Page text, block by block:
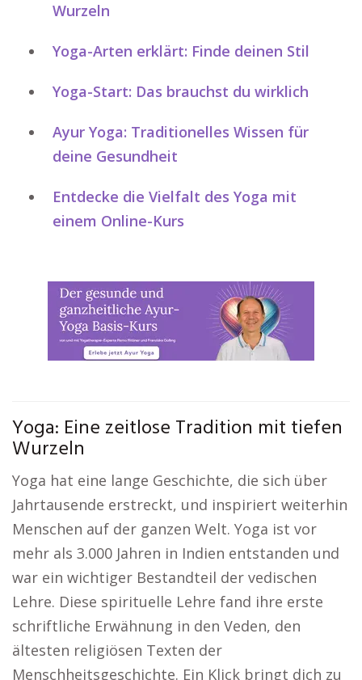
Wurzeln
Yoga-Arten erklärt: Finde deinen Stil
Yoga-Start: Das brauchst du wirklich
Ayur Yoga: Traditionelles Wissen für
deine Gesundheit
Entdecke die Vielfalt des Yoga mit
einem Online-Kurs
Yoga: Eine zeitlose Tradition mit tiefen
Wurzeln
Yoga hat eine lange Geschichte, die sich über
Jahrtausende erstreckt, und inspiriert weiterhin
Menschen auf der ganzen Welt. Yoga ist vor
mehr als 3.000 Jahren in Indien entstanden und
war ein wichtiger Bestandteil der vedischen
Lehre. Diese spirituelle Lehre fand ihre erste
schriftliche Erwähnung in den Veden, den
ältesten religiösen Texten der
Menschheitsgeschichte. Ein Klick bringt dich zu